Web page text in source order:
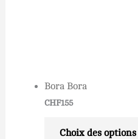
Bora Bora
CHF155
Choix des options